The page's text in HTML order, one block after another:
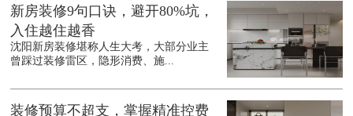
新房装修9句口诀，避开80%坑，
入住越住越香
沈阳新房装修堪称人生大考，大部分业主
曾踩过装修雷区，隐形消费、施...
装修预算不超支，掌握精准控费